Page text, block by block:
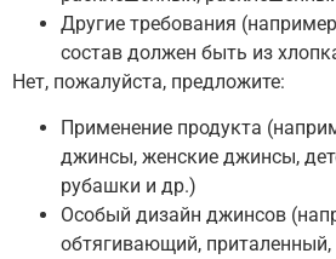
Другие требования
состав должен быть из
Нет, пожалуйста, предложите:
Применение продукта
джинсы, женские джинсы,
рубашки и др.)
Особый дизайн джинсов
обтягивающий,